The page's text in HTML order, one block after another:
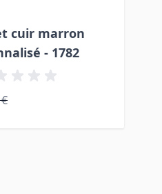
cuir marron
- 1782